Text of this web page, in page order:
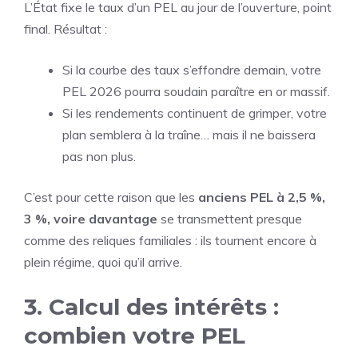
L’État fixe le taux d’un PEL au jour de l’ouverture, point
final. Résultat :
Si la courbe des taux s’effondre demain, votre
PEL 2026 pourra soudain paraître en or massif.
Si les rendements continuent de grimper, votre
plan semblera à la traîne… mais il ne baissera
pas non plus.
C’est pour cette raison que les anciens PEL à 2,5 %,
3 %, voire davantage se transmettent presque
comme des reliques familiales : ils tournent encore à
plein régime, quoi qu’il arrive.
3. Calcul des intérêts :
combien votre PEL